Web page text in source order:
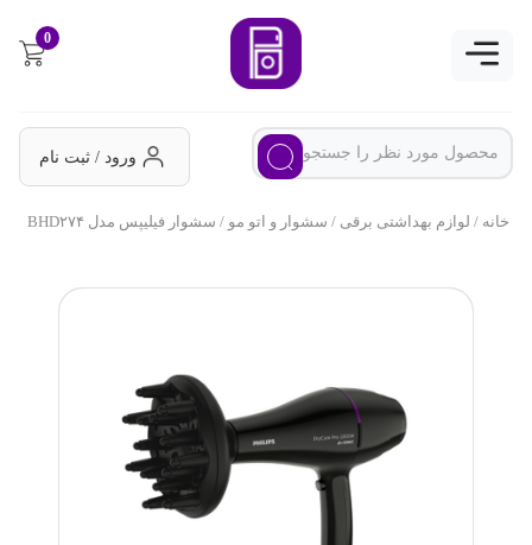
0
ورود / ثبت نام
خانه/ لوازم بهداشتی برقی/ سشوار و اتو مو/ سشوار فیلیپس مدل BHD۲۷۴